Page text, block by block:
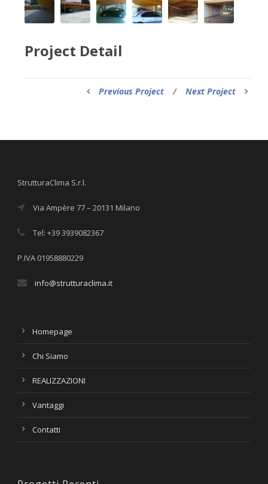
Project Detail
Previous Project / Next Project
StrutturaClima S.r.l.
Via Ampère 77 – 20131 Milano
Tel: +39 3939082367
P.IVA 01958880229
info@strutturaclima.it
Homepage
Chi Siamo
REALIZZAZIONI
Vantaggi
Contatti